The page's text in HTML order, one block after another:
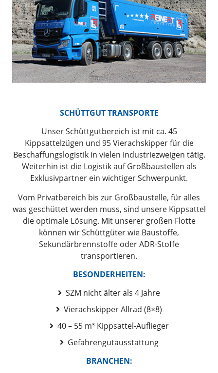
SCHÜTTGUT TRANSPORTE
Unser Schüttgutbereich ist mit ca. 45
Kippsattelzügen und 95 Vierachskipper für die
Beschaffungslogistik in vielen Industriezweigen tätig.
Weiterhin ist die Logistik auf Großbaustellen als
Exklusivpartner ein wichtiger Schwerpunkt.
Vom Privatbereich bis zur Großbaustelle, für alles
was geschüttet werden muss, sind unsere Kippsattel
die optimale Lösung. Mit unserer großen Flotte
können wir Schüttgüter wie Baustoffe,
Sekundärbrennstoffe oder ADR-Stoffe
transportieren.
BESONDERHEITEN:
SZM nicht älter als 4 Jahre
Vierachskipper Allrad (8×8)
40 – 55 m³ Kippsattel-Auflieger
Gefahrengutausstattung
BRANCHEN: